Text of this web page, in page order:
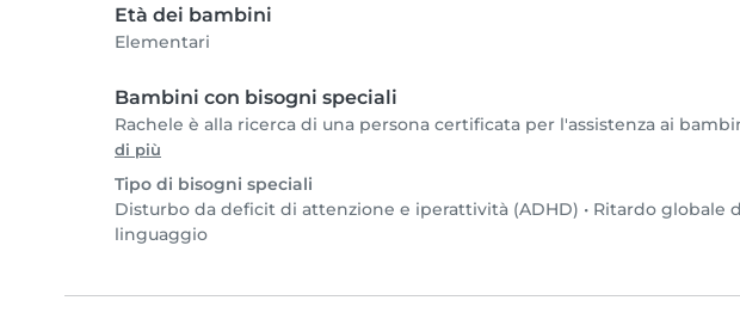
Età dei bambini
Elementari
Bambini con bisogni speciali
Rachele è alla ricerca di una persona certificata per l'assistenza ai
di più
Tipo di bisogni speciali
Disturbo da deficit di attenzione e iperattività (ADHD) • Ritardo globale
linguaggio